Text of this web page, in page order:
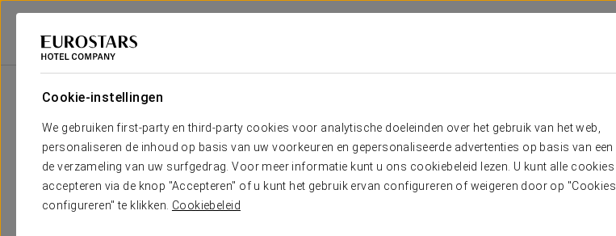
Cookie-instellingen
We gebruiken first-party en third-party cookies voor analytische doeleinden over het gebruik van het web,
personaliseren de inhoud op basis van uw voorkeuren en gepersonaliseerde advertenties op basis van
de verzameling van uw surfgedrag. Voor meer informatie kunt u ons cookiebeleid lezen. U kunt alle cookies
accepteren via de knop "Accepteren" of u kunt het gebruik ervan configureren of weigeren door op "Cookies
configureren" te klikken. Cookiebeleid
Eurostars Hotel Company
Details
de liefde.
In